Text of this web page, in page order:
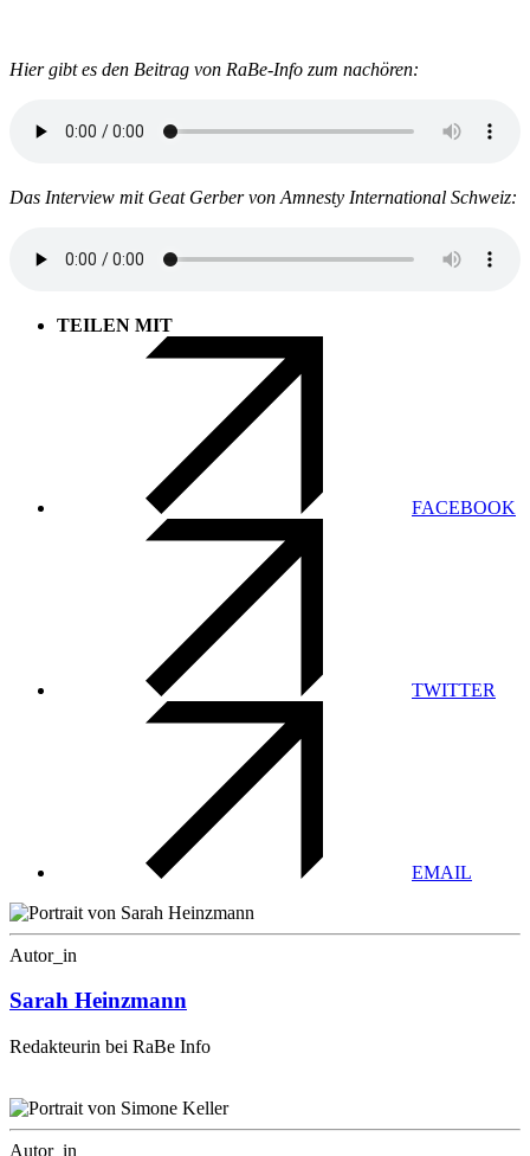
Hier gibt es den Beitrag von RaBe-Info zum nachören:
Das Interview mit Geat Gerber von Amnesty International Schweiz:
TEILEN MIT
FACEBOOK
TWITTER
EMAIL
Autor_in
Sarah Heinzmann
Redakteurin bei RaBe Info
Autor_in